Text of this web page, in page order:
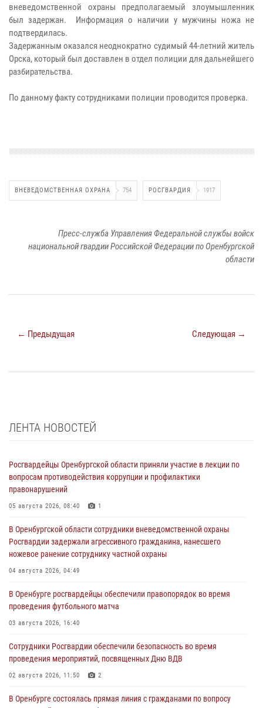
вневедомственной охраны предполагаемый злоумышленник
был задержан. Информация о наличии у мужчины ножа не
подтвердилась.
Задержанным оказался неоднократно судимый 44-летний житель
Орска, который был доставлен в отдел полиции для дальнейшего
разбирательства.
По данному факту сотрудниками полиции проводится проверка.
ВНЕВЕДОМСТВЕННАЯ ОХРАНА 754 РОСГВАРДИЯ 1917
Пресс-служба Управления Федеральной службы войск
национальной гвардии Российской Федерации по Оренбургской
области
← Предыдущая Следующая →
ЛЕНТА НОВОСТЕЙ
Росгвардейцы Оренбургской области приняли участие в лекции по
вопросам противодействия коррупции и профилактики
правонарушений
05 августа 2026, 08:40 1
В Оренбургской области сотрудники вневедомственной охраны
Росгвардии задержали агрессивного гражданина, нанесшего
ножевое ранение сотруднику частной охраны
04 августа 2026, 04:49
В Оренбурге росгвардейцы обеспечили правопорядок во время
проведения футбольного матча
03 августа 2026, 16:40
Сотрудники Росгвардии обеспечили безопасность во время
проведения мероприятий, посвященных Дню ВДВ
02 августа 2026, 11:50 2
В Оренбурге состоялась прямая линия с гражданами по вопросу